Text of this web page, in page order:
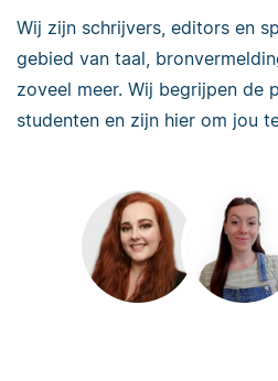
Wij zijn schrijvers, editors en
gebied van taal,
zoveel meer. Wij begrijpen de
studenten en zijn hier om jou